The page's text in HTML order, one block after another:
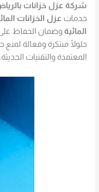
شركة عزل خزانات
خدمات عزل الخزانات
المائية وضمان الحفاظ على
حلولًا مبتكرة وفعالة
المعتمدة والتقنيات الحديثة.